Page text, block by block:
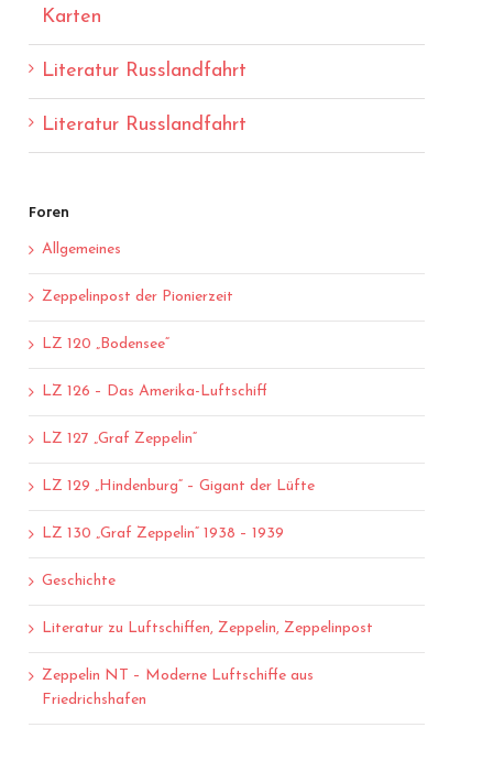
Karten
Literatur Russlandfahrt
Literatur Russlandfahrt
Foren
Allgemeines
Zeppelinpost der Pionierzeit
LZ 120 „Bodensee“
LZ 126 – Das Amerika-Luftschiff
LZ 127 „Graf Zeppelin“
LZ 129 „Hindenburg“ – Gigant der Lüfte
LZ 130 „Graf Zeppelin“ 1938 – 1939
Geschichte
Literatur zu Luftschiffen, Zeppelin, Zeppelinpost
Zeppelin NT – Moderne Luftschiffe aus
Friedrichshafen